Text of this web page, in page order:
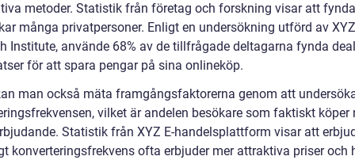
metoder. Statistik från företag och forskning visar att
många privatpersoner. Enligt en undersökning utförd av XYZ
Institute, använde 68% av de tillfrågade deltagarna fynda
för att spara pengar på sina onlineköp.
man också mäta framgångsfaktorerna genom att
vilket är andelen besökare som faktiskt köper
Statistik från XYZ E-handelsplattform visar att
konverteringsfrekvens ofta erbjuder mer attraktiva priser och